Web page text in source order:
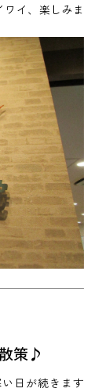
イ、楽しみま
策♪
日が続きます